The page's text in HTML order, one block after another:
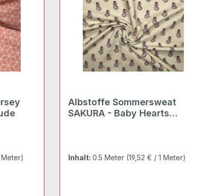
Meter)
Albstoffe Sommersweat
SAKURA - Baby Hearts
Inhalt: 0.5 Meter (19,52 € / 1 Meter)